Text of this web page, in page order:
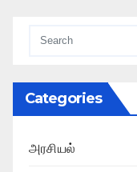
Categories
அரசியல்